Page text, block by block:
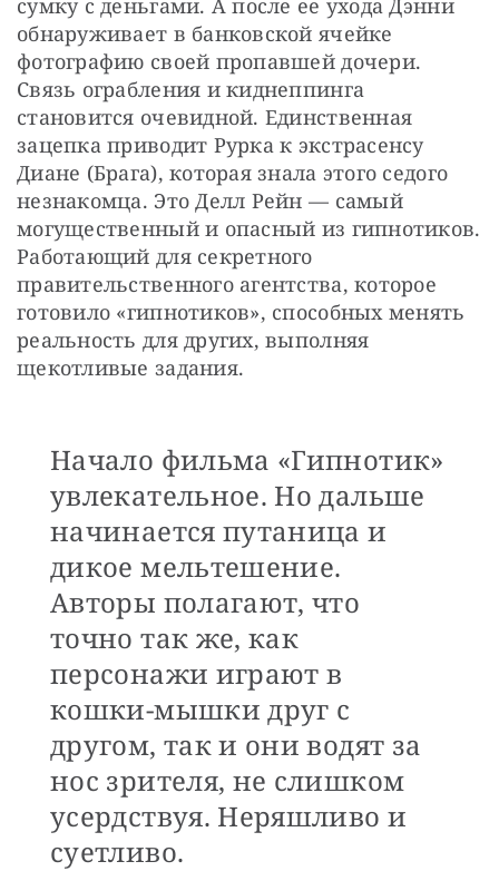
обнаруживает в банковской ячейке
фотографию своей пропавшей дочери.
Связь ограбления и киднеппинга
становится очевидной. Единственная
зацепка приводит Рурка к экстрасенсу
Диане (Брага), которая знала этого седого
незнакомца. Это Делл Рейн — самый
могущественный и опасный из гипнотиков.
Работающий для секретного
правительственного агентства, которое
готовило «гипнотиков», способных менять
реальность для других, выполняя
щекотливые задания.
Начало фильма «Гипнотик»
увлекательное. Но дальше
начинается путаница и
дикое мельтешение.
Авторы полагают, что
точно так же, как
персонажи играют в
кошки-мышки друг с
другом, так и они водят за
нос зрителя, не слишком
усердствуя. Неряшливо и
суетливо.